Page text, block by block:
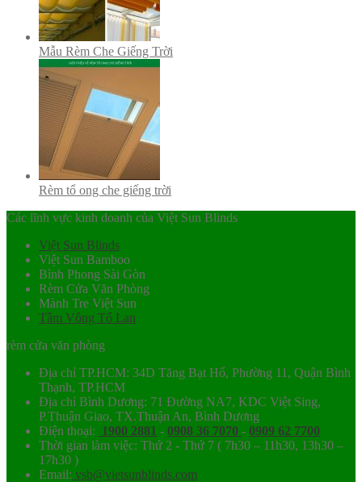
Mẫu Rèm Che Giếng Trời
Rèm tổ ong che giếng trời
Các lĩnh vực kinh doanh của Việt Sun Blinds
Việt Sun Blinds
Việt Sun Bamboo
Bình Phong Sài Gòn
Rèm Cửa Văn Phòng
Mành Tre Việt Sun
Tầm Vông Tố Lan
rèm cửa văn phòng
Địa chỉ TP.HCM: 34D Tăng Bạt Hổ, Phường 11, Quận Bình
Thạnh, TP.HCM
Địa chỉ Bình Dương: 71 Đường NA7, KDC Việt Sing,
P.Thuận Giao, TX.Thuận An, Bình Dương
Điện thoại: 1900 2881 - 0908 36 7070 - 0909 62 7700
Thời gian làm việc: Thứ 2 - Thứ 7 ( 7h30 – 11h30, 13h30 –
17h30 )
Email: vsb@vietsunblinds.com